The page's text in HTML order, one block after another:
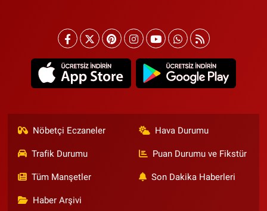
Nöbetçi Eczaneler Hava Durumu
Trafik Durumu Puan Durumu ve Fikstür
Tüm Manşetler Son Dakika Haberleri
Haber Arşivi